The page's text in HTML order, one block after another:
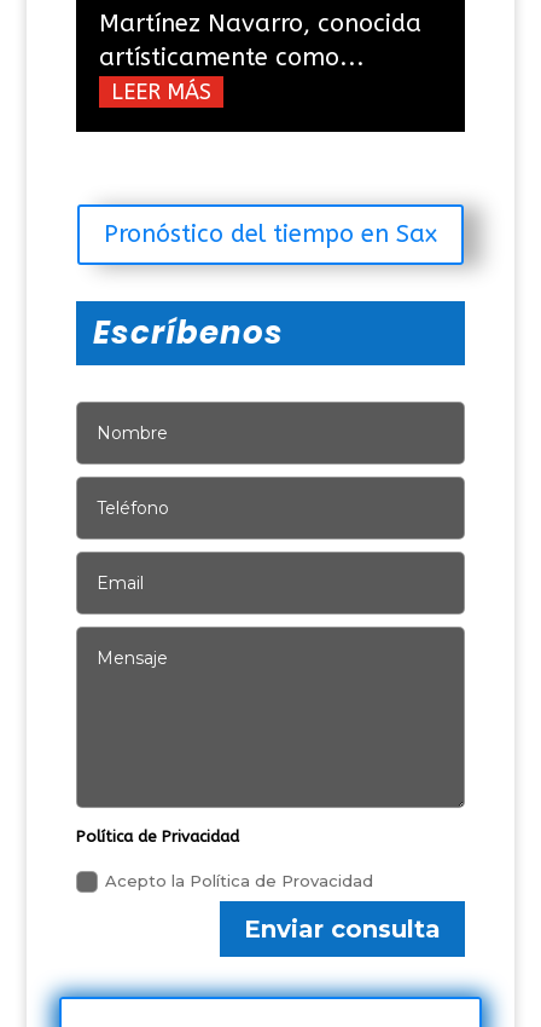
Martínez Navarro, conocida
artísticamente como...
LEER MÁS
Pronóstico del tiempo en Sax
Escríbenos
Política de Privacidad
Acepto la Política de Provacidad
Enviar consulta